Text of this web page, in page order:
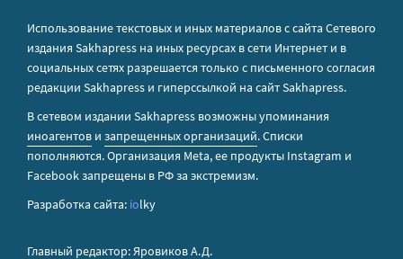
Использование текстовых и иных материалов с сайта Сетевого
издания Sakhapress на иных ресурсах в сети Интернет и в
социальных сетях разрешается только с письменного согласия
редакции Sakhapress и гиперссылкой на сайт Sakhapress.
В сетевом издании Sakhapress возможны упоминания
иноагентов и запрещенных организаций. Списки
пополняются. Организация Metа, ее продукты Instagram и
Facebook запрещены в РФ за экстремизм.
Разработка сайта: iolky
Главный редактор: Яровиков А.Д.